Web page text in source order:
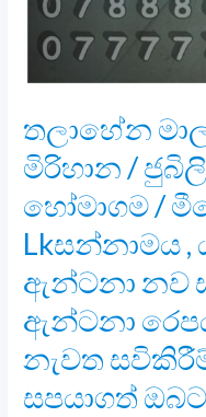
තිවංක
තලාහේන
මිරිහාන /
හෝමාගම /
Lkසන්නාමය ,
ඇන්ටනා නව
ඇන්ටනා
නැවත
සපයාගත්